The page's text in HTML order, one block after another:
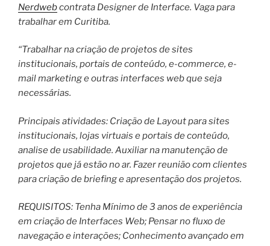
Nerdwebcontrata Designer de Interface. Vaga para
trabalhar em Curitiba.
“Trabalhar na criação de projetos de sites
institucionais, portais de conteúdo, e-commerce, e-
mail marketing e outras interfaces web que seja
necessárias.
Principais atividades: Criação de Layout para sites
institucionais, lojas virtuais e portais de conteúdo,
analise de usabilidade. Auxiliar na manutenção de
projetos que já estão no ar. Fazer reunião com clientes
para criação de briefing e apresentação dos projetos.
REQUISITOS: Tenha Mínimo de 3 anos de experiência
em criação de Interfaces Web; Pensar no fluxo de
navegação e interações; Conhecimento avançado em